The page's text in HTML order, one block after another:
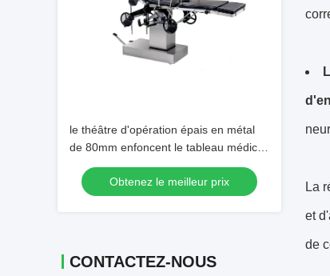
le théâtre d'opération épais en métal
de 80mm enfoncent le tableau médical
210*55cm de fonctionnement
Obtenez le meilleur prix
CONTACTEZ-NOUS
La
et
de